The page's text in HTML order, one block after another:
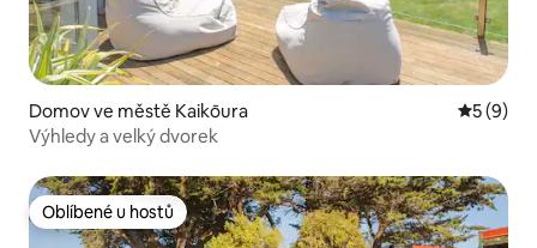
Domov ve městě Kaikōura
5 (9)
Výhledy a velký dvorek
Oblíbené u hostů
Oblíbené u hostů